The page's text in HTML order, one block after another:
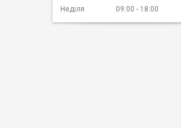
Неділя
09:00 18:00